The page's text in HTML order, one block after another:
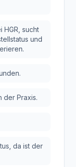
HGR, sucht
und
der Praxis.
da ist der